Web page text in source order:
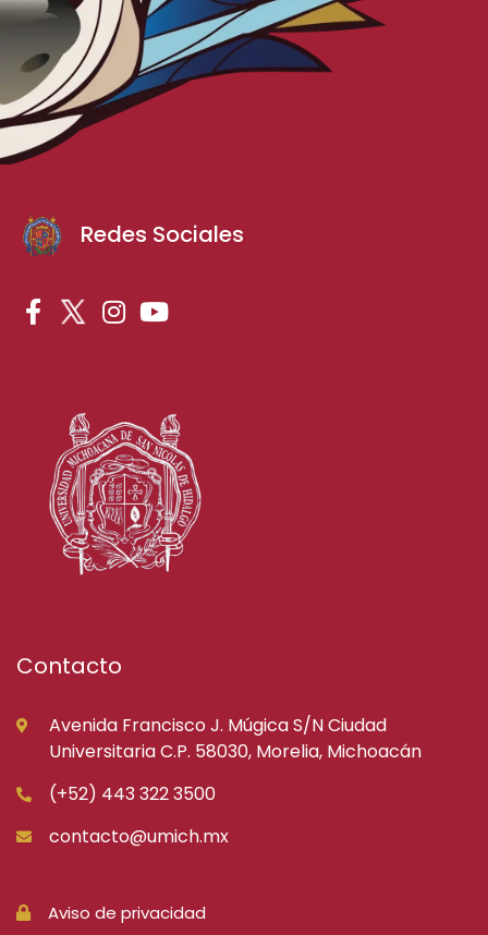
Redes Sociales
Contacto
Avenida Francisco J. Múgica S/N Ciudad
Universitaria C.P. 58030, Morelia, Michoacán
(+52) 443 322 3500
contacto@umich.mx
Aviso de privacidad